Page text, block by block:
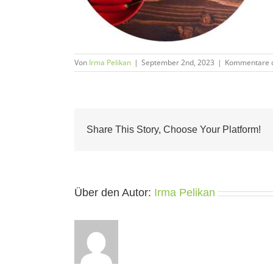
Von Irma Pelikan | September 2nd, 2023 | Kommentare
Share This Story, Choose Your Platform!
Über den Autor: Irma Pelikan